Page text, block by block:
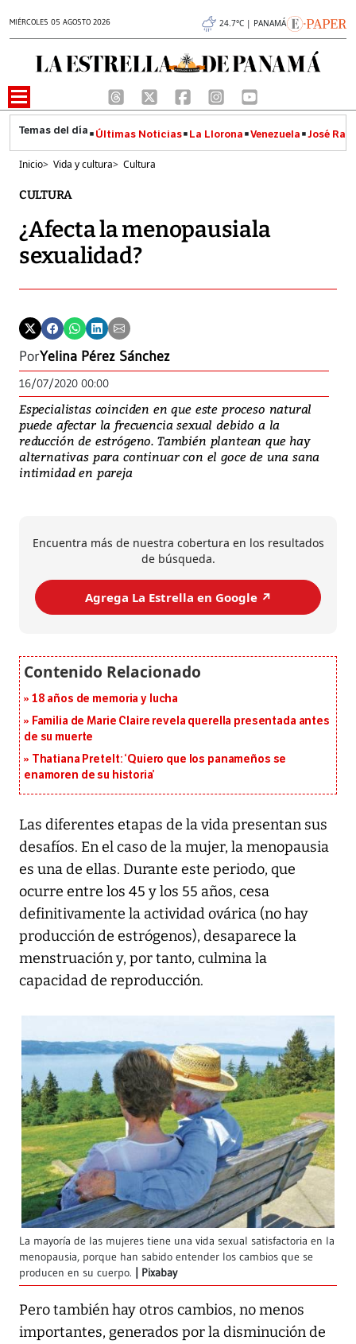
MIÉRCOLES 05 AGOSTO 2026 24.7°C | PANAMÁ
Últimas Noticias La Llorona Venezuela José
Inicio> Vida y cultura> Cultura
CULTURA
¿Afecta la menopausiala
sexualidad?
PorYelina Pérez Sánchez
16/07/2020 00:00
Especialistas coinciden en que este proceso natural
puede afectar la frecuencia sexual debido a la
reducción de estrógeno. También plantean que hay
alternativas para continuar con el goce de una sana
intimidad en pareja
Encuentra más de nuestra cobertura en los resultados
de búsqueda.
Agrega La Estrella en Google ↗️
18 años de memoria y lucha
Familia de Marie Claire revela querella presentada antes
de su muerte
Thatiana Pretelt: ‘Quiero que los panameños se
enamoren de su historia’
Las diferentes etapas de la vida presentan sus
desafíos. En el caso de la mujer, la menopausia
es una de ellas. Durante este periodo, que
ocurre entre los 45 y los 55 años, cesa
definitivamente la actividad ovárica (no hay
producción de estrógenos), desaparece la
menstruación y, por tanto, culmina la
capacidad de reproducción.
La mayoría de las mujeres tiene una vida sexual satisfactoria en la
menopausia, porque han sabido entender los cambios que se
producen en su cuerpo.
Pixabay
Pero también hay otros cambios, no menos
importantes, generados por la disminución de